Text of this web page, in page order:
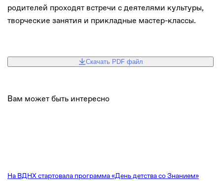
родителей проходят встречи с деятелями культуры,
творческие занятия и прикладные мастер-классы.
Скачать PDF файл
Вам может быть интересно
На ВДНХ стартовала программа «День детства со Знанием»